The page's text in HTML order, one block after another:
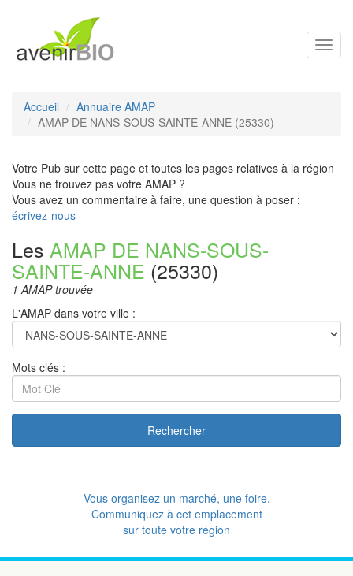
Accueil
Annuaire AMAP
AMAP DE NANS-SOUS-SAINTE-ANNE (25330)
Votre Pub sur cette page et toutes les pages relatives à la région
Vous ne trouvez pas votre AMAP ?
Vous avez un commentaire à faire, une question à poser :
écrivez-nous
Les AMAP DE NANS-SOUS-
SAINTE-ANNE (25330)
1 AMAP trouvée
L'AMAP dans votre ville :
Mots clés :
Rechercher
Vous organisez un marché, une foire.
Communiquez à cet emplacement
sur toute votre région